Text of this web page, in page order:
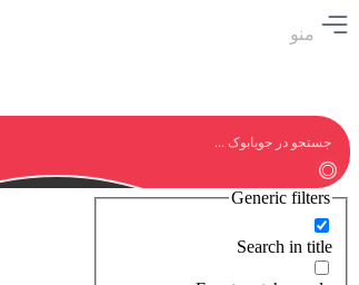
منو
Generic filters
Search in title